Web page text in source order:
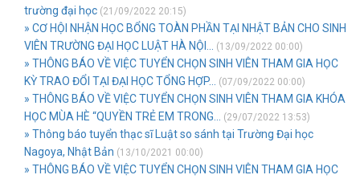
trường đại học (21/09/2022 20:15)
» CƠ HỘI NHẬN HỌC BỔNG TOÀN PHẦN TẠI NHẬT BẢN CHO SINH
VIÊN TRƯỜNG ĐẠI HỌC LUẬT HÀ NỘI...
(13/09/2022 00:00)
» THÔNG BÁO VỀ VIỆC TUYỂN CHỌN SINH VIÊN THAM GIA HỌC
KỲ TRAO ĐỔI TẠI ĐẠI HỌC TỔNG HỢP...
(07/09/2022 00:00)
» THÔNG BÁO VỀ VIỆC TUYỂN CHỌN SINH VIÊN THAM GIA KHÓA
HỌC MÙA HÈ “QUYỀN TRẺ EM TRONG...
(29/07/2022 13:53)
» Thông báo tuyển thạc sĩ Luật so sánh tại Trường Đại học
Nagoya, Nhật Bản (13/10/2021 00:00)
» THÔNG BÁO VỀ VIỆC TUYỂN CHỌN SINH VIÊN THAM GIA HỌC